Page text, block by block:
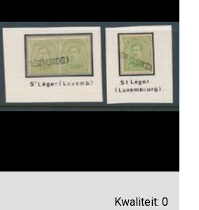
Kwaliteit: 0